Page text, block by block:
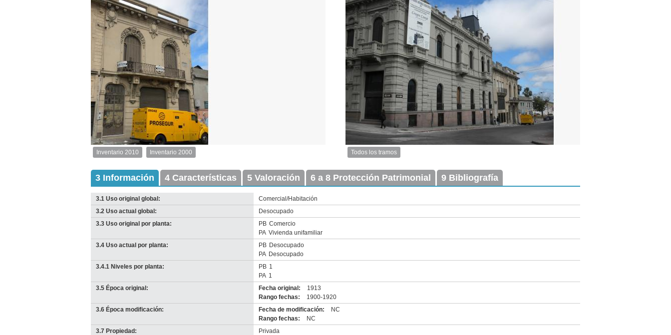
Inventario
Exterior
imagen
original
Inventario 2010
2de2
Inventario 2010
Descarga tamaño original
Anterior Pausa Siguiente
Inventario 2000
Imagen
tramo:
Ciudadela
Todos los tramos
3 Información 4 Características 5 Valoración 6 a 8 Protección Patrimonial 9 Bibliografía
3.1 Uso original global:
Comercial/Habitación
3.2 Uso actual global:
Desocupado
3.3 Uso original por planta:
PB Comercio
PA Vivienda unifamiliar
3.4 Uso actual por planta:
PB Desocupado
PA Desocupado
3.4.1 Niveles por planta:
PB 1
PA 1
3.5 Época original:
Fecha original:
1913
Rango fechas:
1900-1920
3.6 Época modificación:
Fecha de modificación:
NC
Rango fechas:
NC
3.7 Propiedad:
Privada